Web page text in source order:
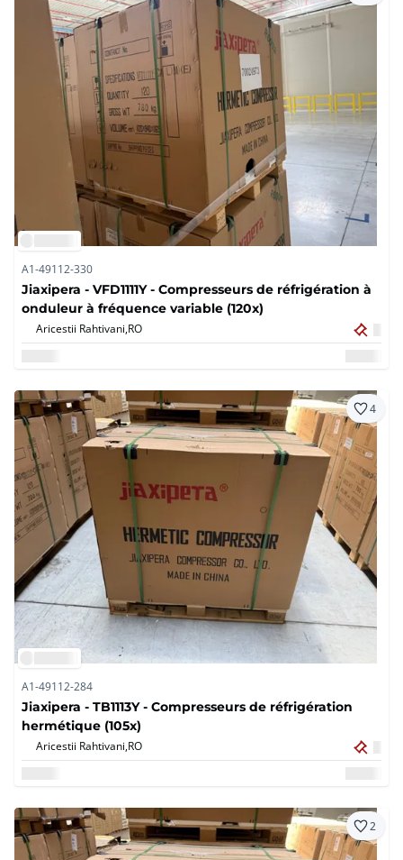
A1-49112-330
Jiaxipera - VFD1111Y - Compresseurs de réfrigération à
onduleur à fréquence variable (120x)
Aricestii Rahtivani,RO
4
A1-49112-284
Jiaxipera - TB1113Y - Compresseurs de réfrigération
hermétique (105x)
Aricestii Rahtivani,RO
2